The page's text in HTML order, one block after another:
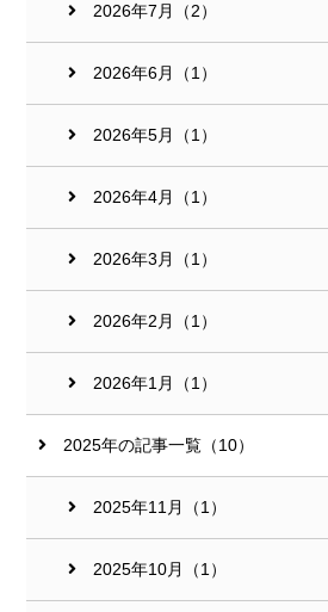
2026年7月（2）
2026年6月（1）
2026年5月（1）
2026年4月（1）
2026年3月（1）
2026年2月（1）
2026年1月（1）
2025年の記事一覧（10）
2025年11月（1）
2025年10月（1）